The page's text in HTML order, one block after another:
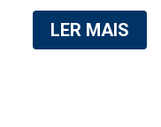
internet. A
do corpo de
LER MAIS